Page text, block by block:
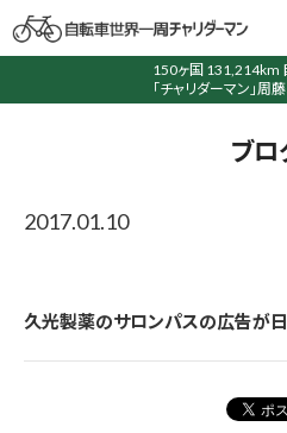
150ヶ国 131,214km
「チャリダーマン」周
ブロ
2017.01.10
久光製薬のサロンパスの広告が